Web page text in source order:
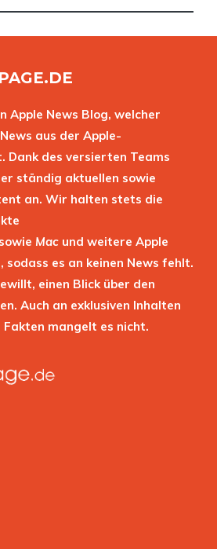
Apple News Blog, welcher
aus der Apple-
des versierten Teams
ständig aktuellen sowie
an. Wir halten stets die
sowie Mac und weitere Apple
sodass es an keinen News fehlt.
einen Blick über den
Auch an exklusiven Inhalten
Fakten mangelt es nicht.